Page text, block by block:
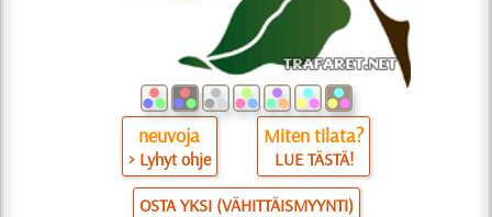
neuvoja
> Lyhyt ohje
Miten tilata?
LUE TÄSTÄ!
OSTA YKSI (VÄHITTÄISMYYNTI)